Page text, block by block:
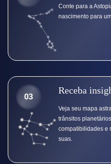
Conte para a
nascimento para
03
Receba
Veja seu mapa
trânsitos
compatibilidades e
suas.